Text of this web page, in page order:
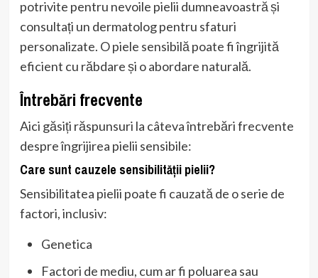
potrivite pentru nevoile pielii dumneavoastră și
consultați un dermatolog pentru sfaturi
personalizate. O piele sensibilă poate fi îngrijită
eficient cu răbdare și o abordare naturală.
Întrebări frecvente
Aici găsiți răspunsuri la câteva întrebări frecvente
despre îngrijirea pielii sensibile:
Care sunt cauzele sensibilității pielii?
Sensibilitatea pielii poate fi cauzată de o serie de
factori, inclusiv:
Genetica
Factori de mediu, cum ar fi poluarea sau